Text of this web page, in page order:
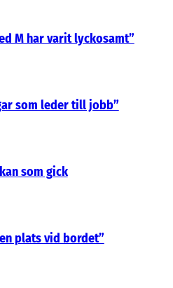
M har varit lyckosamt”
som leder till jobb”
som gick
plats vid bordet”